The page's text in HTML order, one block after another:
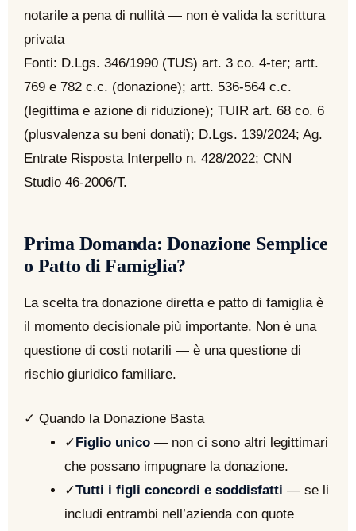
notarile a pena di nullità — non è valida la scrittura
privata
Fonti: D.Lgs. 346/1990 (TUS) art. 3 co. 4-ter; artt.
769 e 782 c.c. (donazione); artt. 536-564 c.c.
(legittima e azione di riduzione); TUIR art. 68 co. 6
(plusvalenza su beni donati); D.Lgs. 139/2024; Ag.
Entrate Risposta Interpello n. 428/2022; CNN
Studio 46-2006/T.
Prima Domanda: Donazione Semplice
o Patto di Famiglia?
La scelta tra donazione diretta e patto di famiglia è
il momento decisionale più importante. Non è una
questione di costi notarili — è una questione di
rischio giuridico familiare.
✓ Quando la Donazione Basta
✓Figlio unico — non ci sono altri legittimari
che possano impugnare la donazione.
✓Tutti i figli concordi e soddisfatti — se li
includi entrambi nell’azienda con quote